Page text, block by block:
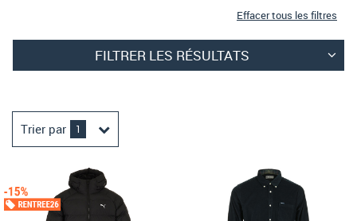
Effacer tous les filtres
FILTRER LES RÉSULTATS
Trier par 1